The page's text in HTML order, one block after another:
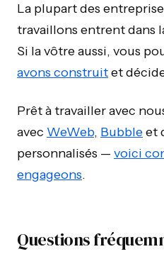
La plupart des
travaillons entrent dans
Si la vôtre aussi, vous
avons construitet
Prêt à travailler avec
avec WeWeb, Bubbleet
personnalisés — voici
engageons.
Questions